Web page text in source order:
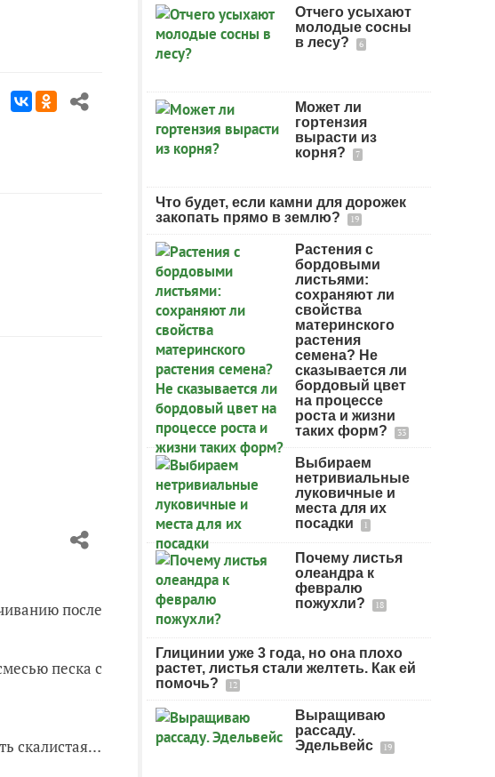
после
песка с
скалистая…
Отчего усыхают
молодые сосны
в лесу?
6
Может ли
гортензия
вырасти из
корня?
7
Что будет, если камни для дорожек
закопать прямо в землю?
19
Растения с
бордовыми
листьями:
сохраняют ли
свойства
материнского
растения
семена? Не
сказывается ли
бордовый цвет
на процессе
роста и жизни
таких форм?
33
Выбираем
нетривиальные
луковичные и
места для их
посадки
1
Почему листья
олеандра к
февралю
пожухли?
18
Глицинии уже 3 года, но она плохо
растет, листья стали желтеть. Как ей
помочь?
12
Выращиваю
рассаду.
Эдельвейс
19